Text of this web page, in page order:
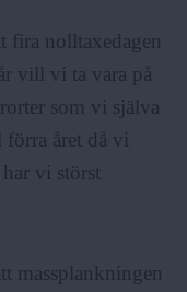
fira nolltaxedagen
vill vi ta vara på
som vi själva
året då vi
vi störst
massplankningen